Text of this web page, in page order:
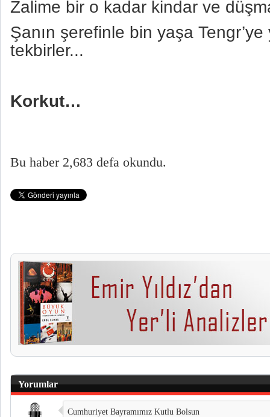
Zalime bir o kadar kindar ve
Şanın şerefinle bin yaşa
tekbirler...
Korkut…
Bu haber 2,683 defa okundu.
Yorumlar
Cumhuriyet Bayramımız Kutlu Bolsun